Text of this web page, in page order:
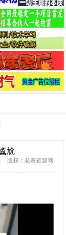
尬
版权：老表资源网